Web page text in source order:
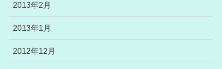
2013年2月
2013年1月
2012年12月